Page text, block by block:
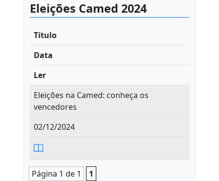
Eleições Camed 2024
Título
Data
Ler
Eleições na Camed: conheça os
vencedores
02/12/2024
Página 1 de 1 1